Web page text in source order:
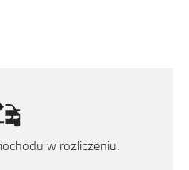
w rozliczeniu.